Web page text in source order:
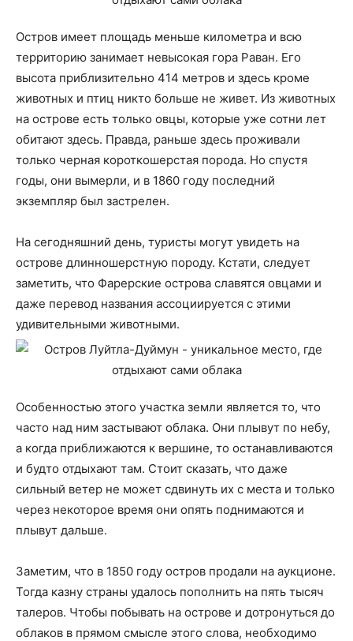
Остров имеет площадь меньше километра и всю
территорию занимает невысокая гора Раван. Его
высота приблизительно 414 метров и здесь кроме
животных и птиц никто больше не живет. Из животных
на острове есть только овцы, которые уже сотни лет
обитают здесь. Правда, раньше здесь проживали
только черная короткошерстая порода. Но спустя
годы, они вымерли, и в 1860 году последний
экземпляр был застрелен.
На сегодняшний день, туристы могут увидеть на
острове длинношерстную породу. Кстати, следует
заметить, что Фарерские острова славятся овцами и
даже перевод названия ассоциируется с этими
удивительными животными.
Особенностью этого участка земли является то, что
часто над ним застывают облака. Они плывут по небу,
а когда приближаются к вершине, то останавливаются
и будто отдыхают там. Стоит сказать, что даже
сильный ветер не может сдвинуть их с места и только
через некоторое время они опять поднимаются и
плывут дальше.
Заметим, что в 1850 году остров продали на аукционе.
Тогда казну страны удалось пополнить на пять тысяч
талеров. Чтобы побывать на острове и дотронуться до
облаков в прямом смысле этого слова, необходимо